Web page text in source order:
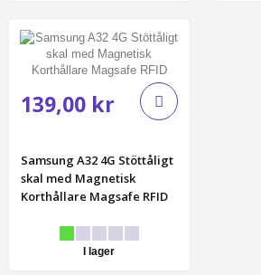
139,00 kr
Samsung A32 4G Stöttåligt
skal med Magnetisk
Korthållare Magsafe RFID
I lager